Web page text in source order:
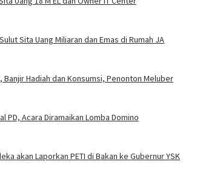
Sita Uang Miliaran dan Emas di Rumah JA
Banjir Hadiah dan Konsumsi, Penonton Meluber
PD, Acara Diramaikan Lomba Domino
akan Laporkan PETI di Bakan ke Gubernur YSK